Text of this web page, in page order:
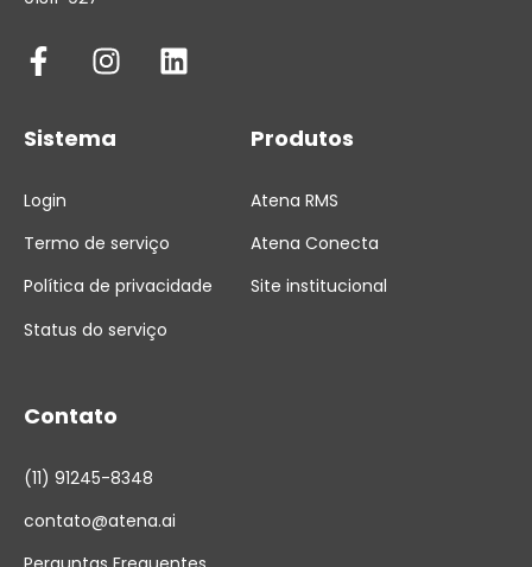
Sistema
Login
Termo de serviço
Política de privacidade
Status do serviço
Produtos
Atena RMS
Atena Conecta
Site institucional
Contato
(11) 91245-8348
contato@atena.ai